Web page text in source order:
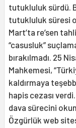
tutukluluk sürdü.
tutukluluk süresi
Mart’ta re’sen
“casusluk”
bırakılmadı. 25
Mahkemesi,
kaldırmaya
hapis cezası
dava sürecini
Özgürlük web